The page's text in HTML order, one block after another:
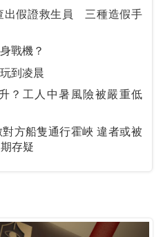
出假證救生員 三種造假手
戰機？
到凌晨
？工人中暑風險被嚴重低
隻通行霍峽 違者或被
恢復期存疑